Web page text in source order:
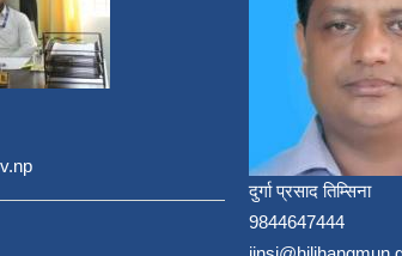
दुर्गा प्रसाद तिम्सिना
9844647444